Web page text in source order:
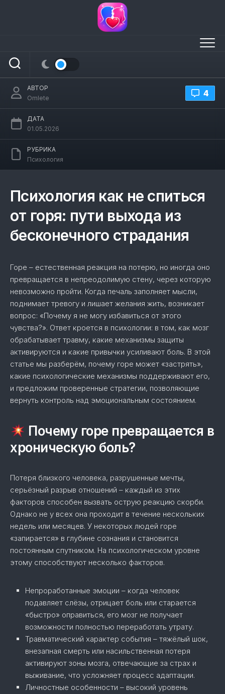
Психология как не спиться от горя
4
АВТОР
Omlete
ДАТА
01.05.2026
РУБРИКА
Психология
Психология как не спиться
от горя: пути выхода из
бесконечного страдания
Горе – естественная реакция на потерю, но иногда оно
превращается в непреодолимую стену, через которую
невозможно пройти. Когда печаль заполняет мысли,
поднимает тревогу и лишает желания жить, возникает
вопрос: «Почему я не могу избавиться от этого
чувства?». Ответ кроется в психологии: в том, как мозг
обрабатывает травму, какие механизмы защиты
активируются и какие привычки усиливают боль. В этой
статье мы разберём, почему горе может «застрять»,
какие психологические механизмы поддерживают его,
и предложим проверенные стратегии, позволяющие
вернуть контроль над эмоциональным состоянием.
Почему горе превращается в
хроническую боль?
Потеря близкого человека, разрушенные мечты,
серьёзный разрыв отношений – каждый из этих
факторов способен вызвать острую реакцию скорби.
Однако не у всех она проходит в течение нескольких
недель или месяцев. У некоторых людей горе
«запирается» в глубине сознания и становится
постоянным спутником. На психологическом уровне
этому способствуют несколько факторов.
Непроработанные эмоции – когда человек
подавляет слёзы, отрицает боль или старается
«быстро» оправиться, его мозг не получает
возможности полностью переработать утрату.
Травматический характер события – тяжёлый шок,
внезапная смерть или насильственная потеря
активируют зоны мозга, отвечающие за страх и
выживание, что усложняет процесс адаптации.
Личностные особенности – высокий уровень